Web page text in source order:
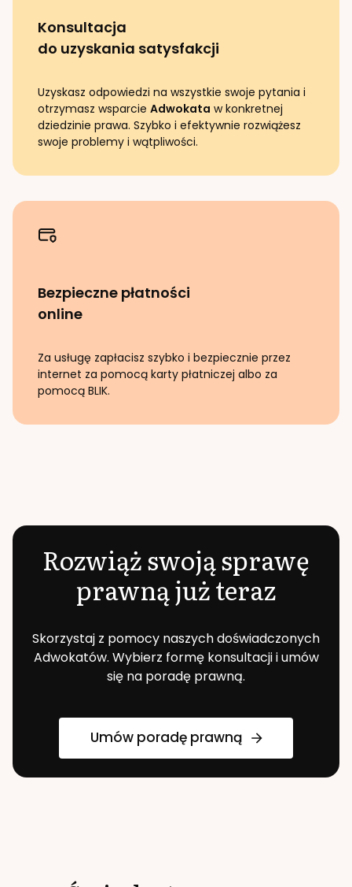
Konsultacja
do uzyskania satysfakcji
Uzyskasz odpowiedzi na wszystkie swoje pytania i
otrzymasz wsparcie Adwokata w konkretnej
dziedzinie prawa. Szybko i efektywnie rozwiążesz
swoje problemy i wątpliwości.
Bezpieczne płatności
online
Za usługę zapłacisz szybko i bezpiecznie przez
internet za pomocą karty płatniczej albo za
pomocą BLIK.
Rozwiąż swoją sprawę
prawną już teraz
Skorzystaj z pomocy naszych doświadczonych
Adwokatów. Wybierz formę konsultacji i umów
się na poradę prawną.
Umów poradę prawną